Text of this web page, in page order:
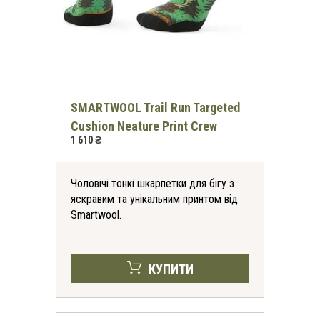
SMARTWOOL Trail Run Targeted
Cushion Neature Print Crew
1 610 ₴
Чоловічі тонкі шкарпетки для бігу з
яскравим та унікальним принтом від
Smartwool.
КУПИТИ